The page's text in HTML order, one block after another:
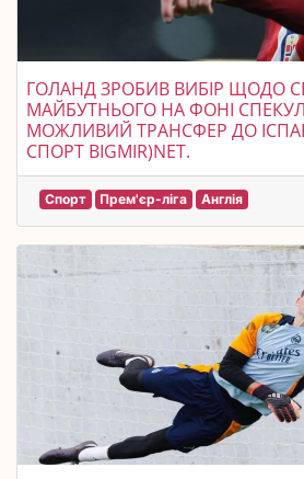
ГОЛАНД ЗРОБИВ ВИБІР ЩОДО
МАЙБУТНЬОГО НА ФОНІ
МОЖЛИВИЙ ТРАНСФЕР ДО
СПОРТ BIGMIR)NET.
Спорт Прем'єр-ліга Англія